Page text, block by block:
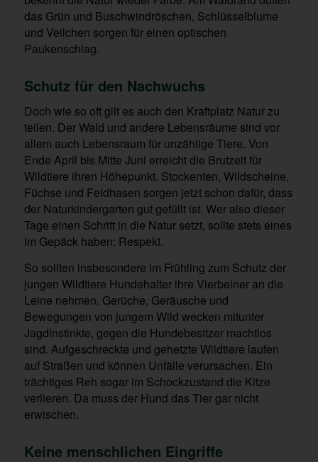
das Grün und Buschwindröschen, Schlüsselblume
und Veilchen sorgen für einen optischen
Paukenschlag.
Schutz für den Nachwuchs
Doch wie so oft gilt es auch den Kraftplatz Natur zu
teilen. Der Wald und andere Lebensräume sind vor
allem auch Lebensraum für unzählige Tiere. Von
Ende April bis Mitte Juni erreicht die Brutzeit für
Wildtiere ihren Höhepunkt. Stockenten, Wildscheine,
Füchse und Feldhasen sorgen jetzt schon dafür, dass
der Naturkindergarten gut gefüllt ist. Wer also dieser
Tage einen Schritt in die Natur setzt, sollte stets eines
im Gepäck haben: Respekt.
So sollten insbesondere im Frühling zum Schutz der
jungen Wildtiere Hundehalter ihre Vierbeiner an die
Leine nehmen. Gerüche, Geräusche und
Bewegungen von jungem Wild wecken mitunter
Jagdinstinkte, gegen die Hundebesitzer machtlos
sind. Aufgeschreckte und gehetzte Wildtiere laufen
auf Straßen und können Unfälle verursachen. Ein
trächtiges Reh sogar im Schockzustand die Kitze
verlieren. Da muss der Hund das Tier gar nicht
erwischen.
Keine menschlichen Eingriffe